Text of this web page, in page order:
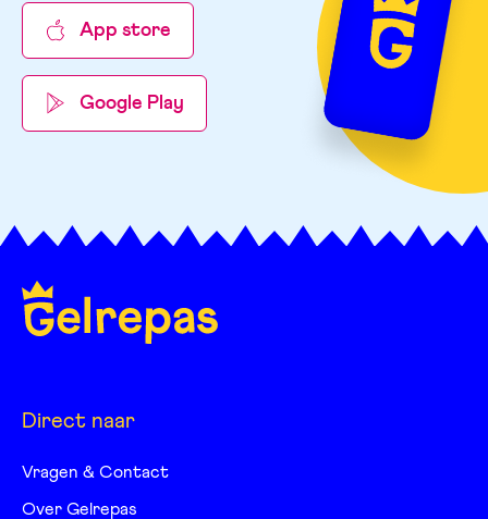
App store
Google Play
Direct naar
Vragen & Contact
Over Gelrepas